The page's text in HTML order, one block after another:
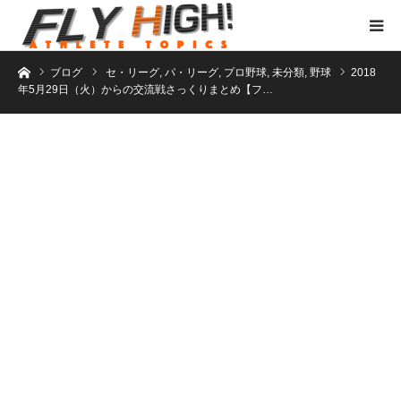
ホームブログ セ・リーグ, パ・リーグ, プロ野球, 未分類, 野球
2018
年5月29日（火）からの交流戦さっくりまとめ【フ…